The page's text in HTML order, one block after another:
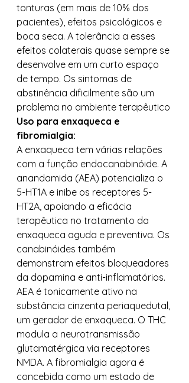
tonturas (em mais de 10% dos
pacientes), efeitos psicológicos e
boca seca. A tolerância a esses
efeitos colaterais quase sempre se
desenvolve em um curto espaço
de tempo. Os sintomas de
abstinência dificilmente são um
problema no ambiente terapêutico
Uso para enxaqueca e
fibromialgia:
A enxaqueca tem várias relações
com a função endocanabinóide. A
anandamida (AEA) potencializa o
5-HT1A e inibe os receptores 5-
HT2A, apoiando a eficácia
terapêutica no tratamento da
enxaqueca aguda e preventiva. Os
canabinóides também
demonstram efeitos bloqueadores
da dopamina e anti-inflamatórios.
AEA é tonicamente ativo na
substância cinzenta periaquedutal,
um gerador de enxaqueca. O THC
modula a neurotransmissão
glutamatérgica via receptores
NMDA. A fibromialgia agora é
concebida como um estado de